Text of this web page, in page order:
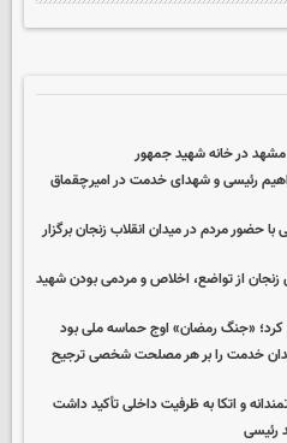
مشهد در خانه شهید جمهور
رئیسی و شهدای خدمت در امیرچقماق
حضور مردم در میدان انقلاب زنجان برگزار
از تواضع، اخلاص و مردمی بودن شهید
«جنگ رمضان» اوج حماسه ملی بود
خدمت را بر هر مصلحت شخصی ترجیح
و اتکا به ظرفیت داخلی تأکید داشت
رئیسی